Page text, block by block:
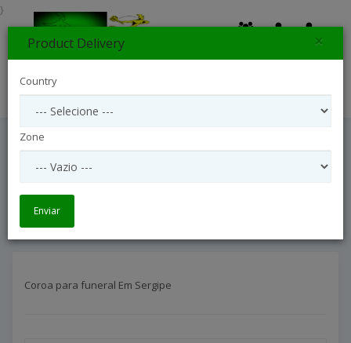
Coroa Para Funeral Em Sergipe
Coroa para funeral Em Sergipe
}
Product Delivery ×
Country
Zone
Enviar